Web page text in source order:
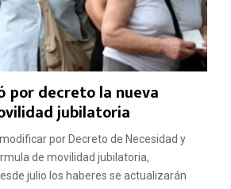
por decreto la nueva
jubilatoria
por Decreto de Necesidad y
de movilidad jubilatoria,
julio los haberes se actualizarán